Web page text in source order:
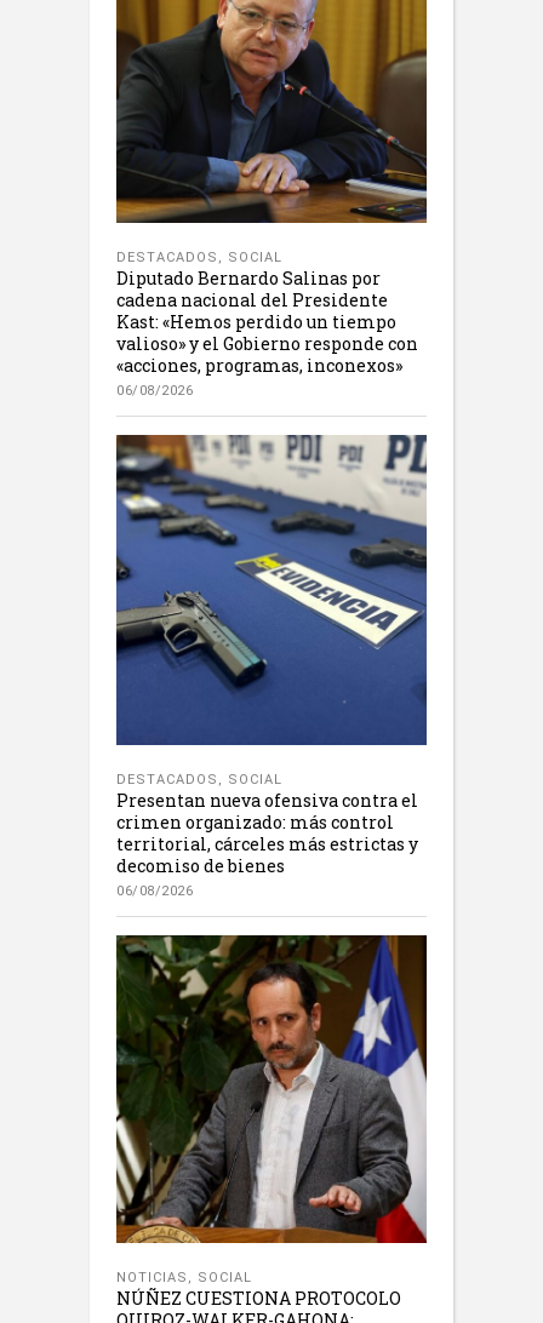
DESTACADOS , SOCIAL
Diputado Bernardo Salinas por
cadena nacional del Presidente
Kast: «Hemos perdido un tiempo
valioso» y el Gobierno responde con
«acciones, programas, inconexos»
06/08/2026
DESTACADOS , SOCIAL
Presentan nueva ofensiva contra el
crimen organizado: más control
territorial, cárceles más estrictas y
decomiso de bienes
06/08/2026
NOTICIAS , SOCIAL
NÚÑEZ CUESTIONA PROTOCOLO